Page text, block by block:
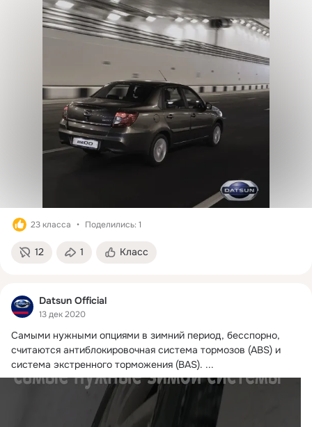
23 класса Поделились: 1
12 1 Класс
Datsun Official
13 дек 2020
Самыми нужными опциями в зимний период, бесспорно,
считаются антиблокировочная система тормозов (ABS) и
система экстренного торможения (BAS). ...